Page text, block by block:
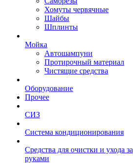
Хомуты червячные
Шайбы
Шплинты
Мойка
Автошампуни
Протирочный материал
Чистящие средства
Оборудование
Прочее
СИЗ
Система кондиционирования
Средства для очистки и ухода за
руками